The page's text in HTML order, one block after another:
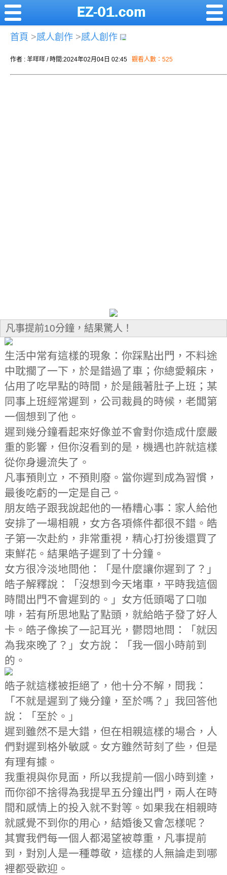
首頁 >感人創作 >感人創作
作者 : 羊咩咩 / 時間:2024年02月04日 02:45 觀看人數：525
凡事提前10分鐘，結果驚人！
生活中常有這樣的現象：你踩點出門，不料途
中耽擱了一下，於是錯過了車；你總愛賴床，
佔用了吃早點的時間，於是餓著肚子上班；某
同事上班經常遲到，公司裁員的時候，老闆第
一個想到了他。
遲到幾分鐘看起來好像並不會對你造成什麼嚴
重的影響，但你沒看到的是，機遇也許就這樣
從你身邊流失了。
凡事預則立，不預則廢。當你遲到成為習慣，
最後吃虧的一定是自己。
朋友皓子跟我說起他的一樁糟心事：家人給他
安排了一場相親，女方各項條件都很不錯。皓
子第一次赴約，非常重視，精心打扮後還買了
束鮮花。結果皓子遲到了十分鐘。
女方很冷淡地問他：「是什麼讓你遲到了？」
皓子解釋說：「沒想到今天堵車，平時我這個
時間出門不會遲到的。」女方低頭喝了口咖
啡，若有所思地點了點頭，就給皓子發了好人
卡。皓子像挨了一記耳光，鬱悶地問：「就因
為我來晚了？」女方說：「我一個小時前到
的。
皓子就這樣被拒絕了，他十分不解，問我：
「不就是遲到了幾分鐘，至於嗎？」我回答他
說：「至於。」
遲到雖然不是大錯，但在相親這樣的場合，人
們對遲到格外敏感。女方雖然苛刻了些，但是
有理有據。
我重視與你見面，所以我提前一個小時到達，
而你卻不捨得為我提早五分鐘出門，兩人在時
間和感情上的投入就不對等。如果我在相親時
就感覺不到你的用心，結婚後又會怎樣呢？
其實我們每一個人都渴望被尊重，凡事提前
到，對別人是一種尊敬，這樣的人無論走到哪
裡都受歡迎。